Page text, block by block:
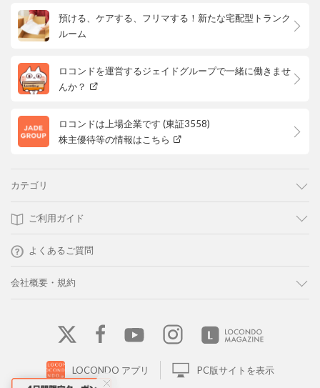
預ける、ケアする、フリマする！新たな宅配型トランク
ルーム
ロコンドを運営するジェイドグループで一緒に働きませ
んか？
ロコンドは上場企業です (東証3558)
株主優待等の情報はこちら
カテゴリ
ご利用ガイド
よくあるご質問
会社概要・規約
LOCONDO アプリ PC版サイトを表示